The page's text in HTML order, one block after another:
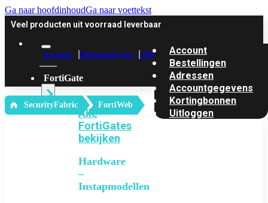
Ga naar hoofdinhoudGa naar voettekst
Veel producten uit voorraad leverbaar
Account Klantenservice Offerte
FortiGate
Alle
FortiGates
bekijken
Hardware
–
Instapmodellen
Account
Bestellingen
Adressen
Accountgegevens
Kortingbonnen
Uitloggen
‎ SecurityFabric FortiWeb